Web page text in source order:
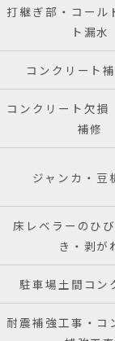
打継ぎ部・コール
ト漏水
コンクリート
コンクリート欠
補修
ジャンカ・豆
床レベラーのひ
き・剥が
駐車場土間コン
耐震補強工事・コ